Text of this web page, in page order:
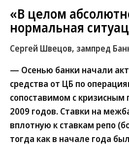
«В целом
нормальная
Сергей Швецов, зампред
— Осенью банки начали
средства от ЦБ по
сопоставимом с кризисным
2009 годов. Ставки на
вплотную к ставкам репо
тогда как в начале года